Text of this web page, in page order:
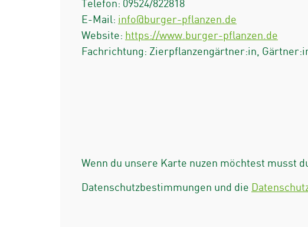
Telefon: 09524/822818
E-Mail: info@burger-pflanzen.de
Website: https://www.burger-pflanzen.de
Fachrichtung: Zierpflanzengärtner:in,
Wenn du unsere Karte nuzen möchtest musst
Datenschutzbestimmungen und die